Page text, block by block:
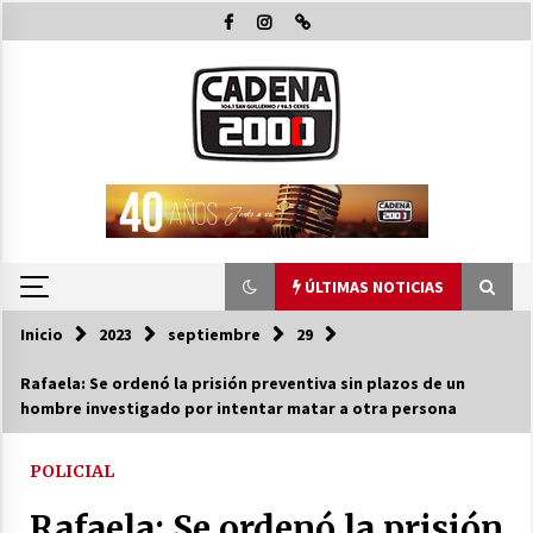
al
ÚLTIMAS NOTICIAS
ÚLTIMAS NOTICIAS
La Municipalidad de San Guillermo continúa
apostando a la capacitación permanente de
Inicio 2023 septiembre 29
Rafaela: Se ordenó la prisión preventiva sin plazos de un
hombre investigado por intentar matar a otra persona
POLICIAL